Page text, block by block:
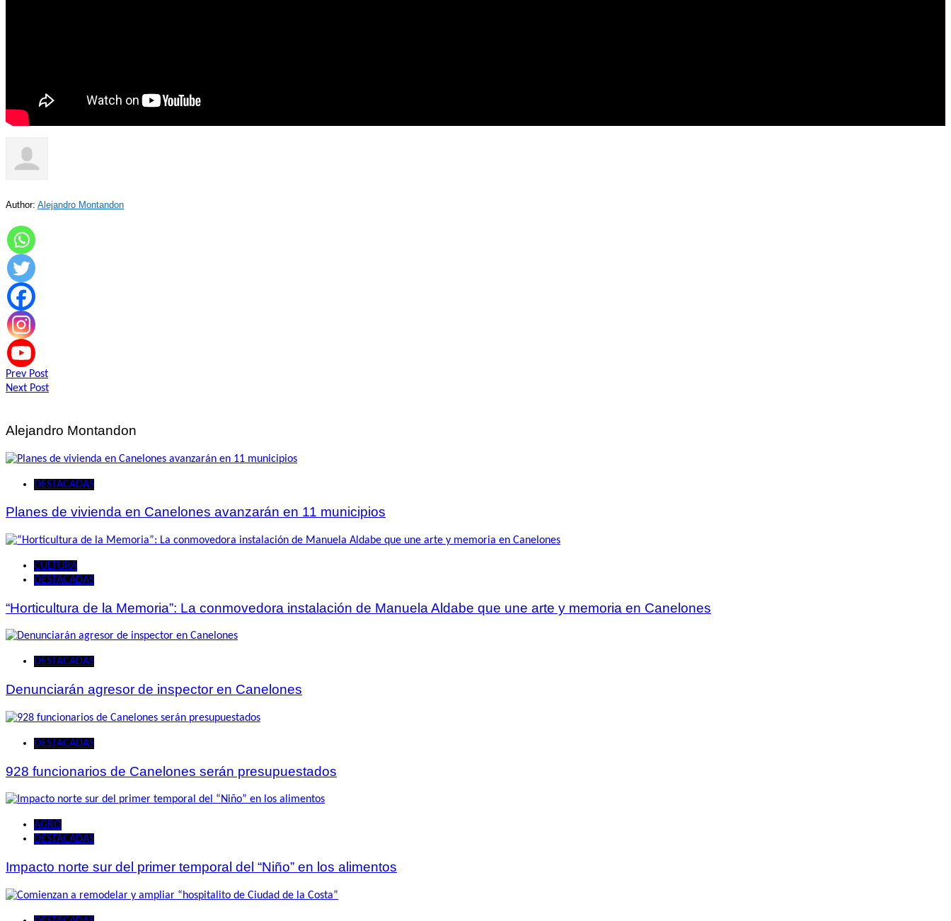
Author: Alejandro Montandon
Navegación
de
Prev Post
Next Post
Alejandro Montandon
DESTACADAS
Planes de vivienda en Canelones avanzarán en 11 municipios
CULTURA
DESTACADAS
“Horticultura de la Memoria”: La conmovedora instalación de Manuela Aldabe que une arte y memoria en Canelones
DESTACADAS
Denunciarán agresor de inspector en Canelones
DESTACADAS
928 funcionarios de Canelones serán presupuestados
AGRO
DESTACADAS
Impacto norte sur del primer temporal del “Niño” en los alimentos